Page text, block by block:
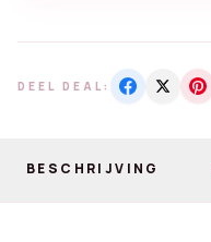
DEEL DEAL:
BESCHRIJVING